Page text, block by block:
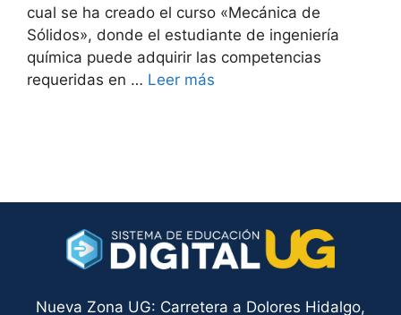
cual se ha creado el curso «Mecánica de
Sólidos», donde el estudiante de ingeniería
química puede adquirir las competencias
requeridas en … Leer más
Nueva Zona UG: Carretera a Dolores Hidalgo,